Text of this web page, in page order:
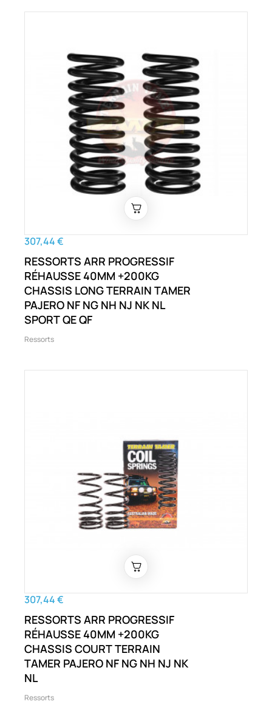
307,44 €
RESSORTS ARR PROGRESSIF
RÉHAUSSE 40MM +200KG
CHASSIS LONG TERRAIN TAMER
PAJERO NF NG NH NJ NK NL
SPORT QE QF
Ressorts
307,44 €
RESSORTS ARR PROGRESSIF
RÉHAUSSE 40MM +200KG
CHASSIS COURT TERRAIN
TAMER PAJERO NF NG NH NJ NK
NL
Ressorts